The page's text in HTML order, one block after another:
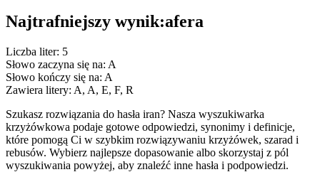
Najtrafniejszy wynik:afera
Liczba liter: 5
Słowo zaczyna się na: A
Słowo kończy się na: A
Zawiera litery: A, A, E, F, R
Szukasz rozwiązania do hasła iran? Nasza wyszukiwarka
krzyżówkowa podaje gotowe odpowiedzi, synonimy i definicje,
które pomogą Ci w szybkim rozwiązywaniu krzyżówek, szarad i
rebusów. Wybierz najlepsze dopasowanie albo skorzystaj z pól
wyszukiwania powyżej, aby znaleźć inne hasła i podpowiedzi.